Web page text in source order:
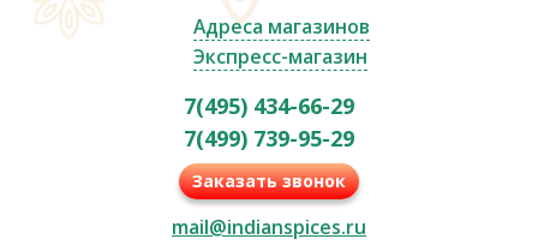
Адреса магазинов
Экспресс-магазин
7(495) 434-66-29
7(499) 739-95-29
Заказать звонок
mail@indianspices.ru